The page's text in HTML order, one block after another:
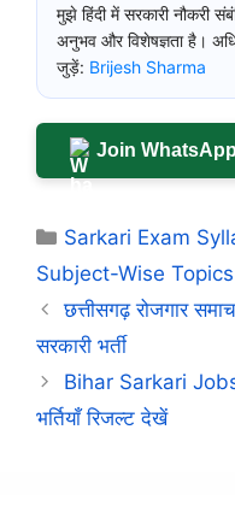
मुझे हिंदी में सरकारी नौकरी
अनुभव और विशेषज्ञता है।
जुड़ें: Brijesh Sharma
Join WhatsApp
Categories
Sarkari Exam
Subject-Wise Topics
छत्तीसगढ़ रोजगार
सरकारी भर्ती
Bihar Sarkari Jobs
भर्तियाँ रिजल्ट देखें